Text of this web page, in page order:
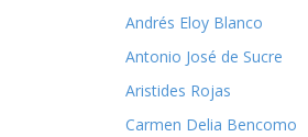
Andrés Eloy Blanco
Antonio José de Sucre
Aristides Rojas
Carmen Delia Bencomo